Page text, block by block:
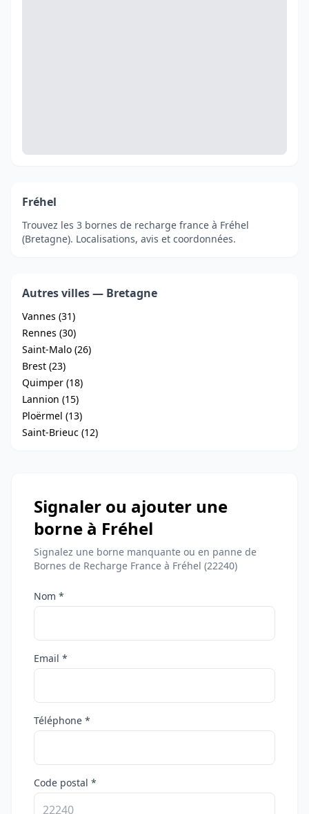
Fréhel
Trouvez les 3 bornes de recharge france à Fréhel
(Bretagne). Localisations, avis et coordonnées.
Autres villes — Bretagne
Vannes (31)
Rennes (30)
Saint-Malo (26)
Brest (23)
Quimper (18)
Lannion (15)
Ploërmel (13)
Saint-Brieuc (12)
Signaler ou ajouter une
borne à Fréhel
Signalez une borne manquante ou en panne de
Bornes de Recharge France à Fréhel (22240)
Nom *
Email *
Téléphone *
Code postal *